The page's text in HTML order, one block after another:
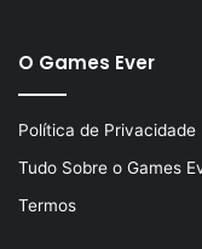
O Games Ever
Política de Privacidade
Tudo Sobre o Games
Termos